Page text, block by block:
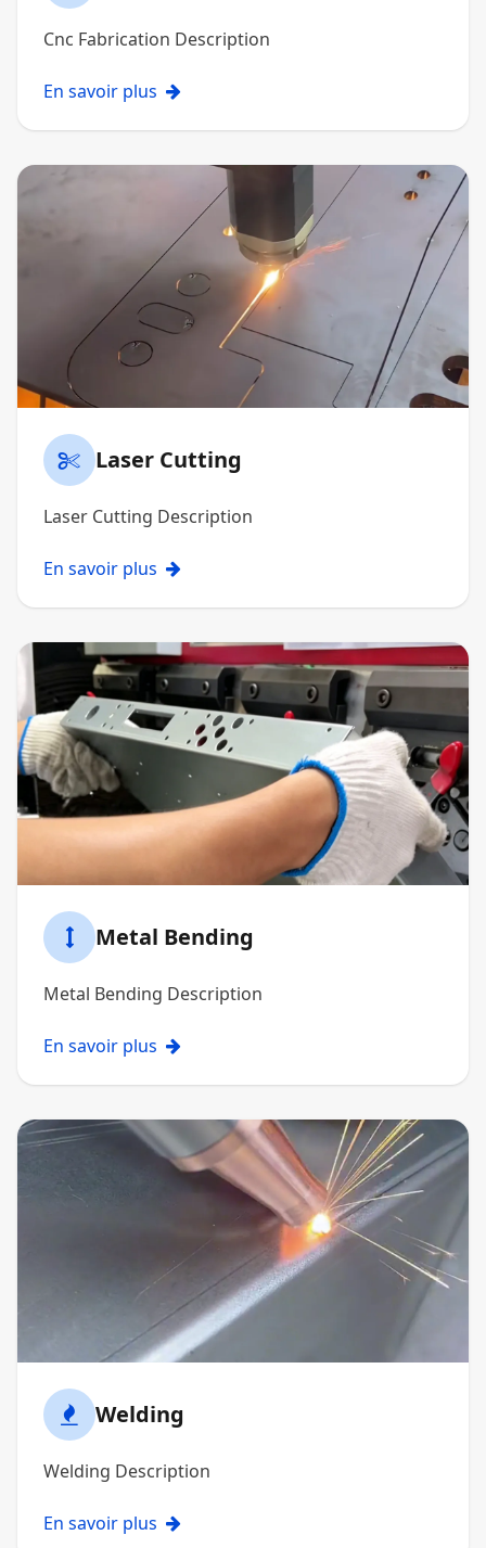
Cnc Fabrication Description
En savoir plus
Laser Cutting
Laser Cutting Description
En savoir plus
Metal Bending
Metal Bending Description
En savoir plus
Welding
Welding Description
En savoir plus